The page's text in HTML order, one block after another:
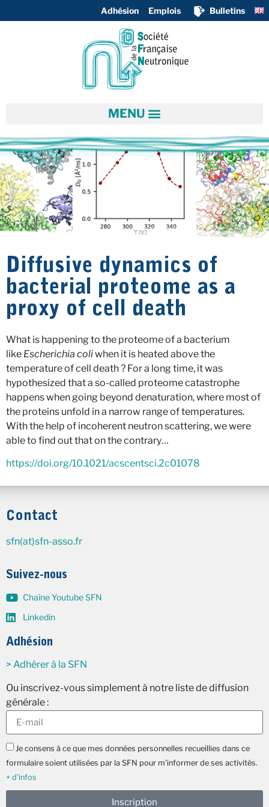
Adhésion Emplois Bulletins
Diffusive dynamics of
bacterial proteome as a
proxy of cell death
What is happening to the proteome of a bacterium
like Escherichia coliwhen it is heated above the
temperature of cell death ? For a long time, it was
hypothesized that a so-called proteome catastrophe
happens when going beyond denaturation, where most of
the proteins unfold in a narrow range of temperatures.
With the help of incoherent neutron scattering, we were
able to find out that on the contrary…
https://doi.org/10.1021/acscentsci.2c01078
Contact
sfn(at)sfn-asso.fr
Suivez-nous
Chaîne Youtube SFN
Linkedin
Adhésion
> Adhérer à la SFN
Ou inscrivez-vous simplement à notre liste de diffusion
générale :
Je consens à ce que mes données personnelles recueillies dans ce
formulaire soient utilisées par la SFN pour m’informer de ses activités.
+ d'infos
Inscription